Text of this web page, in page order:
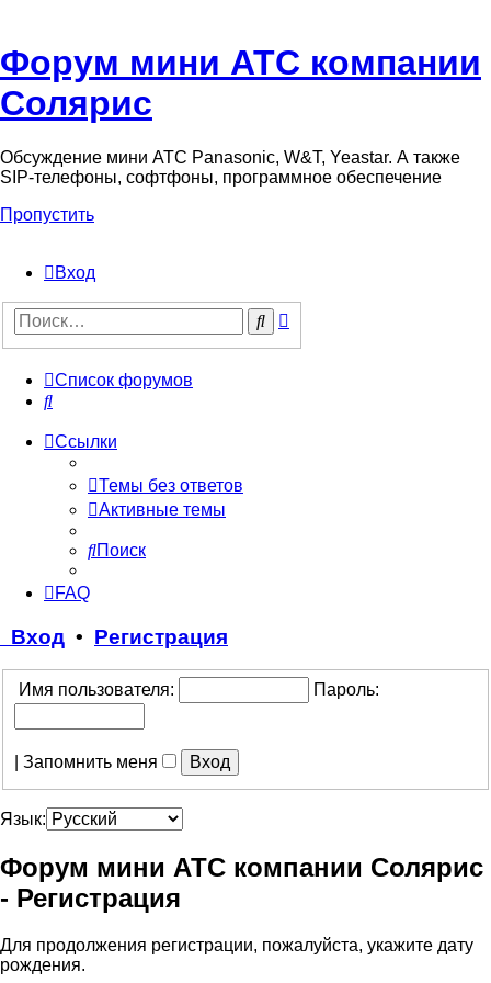
Форум мини АТС компании
Солярис
Обсуждение мини АТС Panasonic, W&T, Yeastar. А также
SIP-телефоны, софтфоны, программное обеспечение
Пропустить
Вход
Поиск
Список форумов
Поиск
Ссылки
Темы без ответов
Активные темы
Поиск
FAQ
Вход • Регистрация
Имя пользователя: Пароль:
Запомнить меня
Язык:
Форум мини АТС компании Солярис
- Регистрация
Для продолжения регистрации, пожалуйста, укажите дату
рождения.